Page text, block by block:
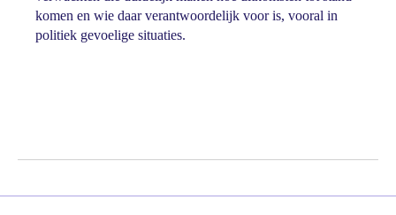
komen en wie daar verantwoordelijk voor is, vooral in
politiek gevoelige situaties.